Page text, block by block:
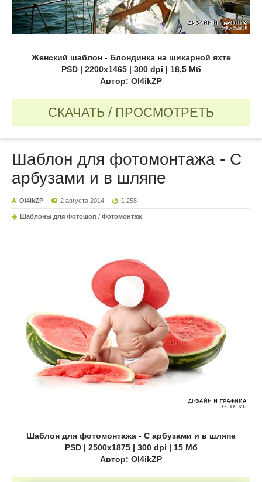
Женский шаблон - Блондинка на шикарной яхте
PSD | 2200x1465 | 300 dpi | 18,5 Мб
Автор: Ol4ikZP
СКАЧАТЬ / ПРОСМОТРЕТЬ
Шаблон для фотомонтажа - С
арбузами и в шляпе
Ol4ikZP 2 августа 2014 1 258
Шаблоны для Фотошоп / Фотомонтаж
Шаблон для фотомонтажа - С арбузами и в шляпе
PSD | 2500x1875 | 300 dpi | 15 Мб
Автор: Ol4ikZP